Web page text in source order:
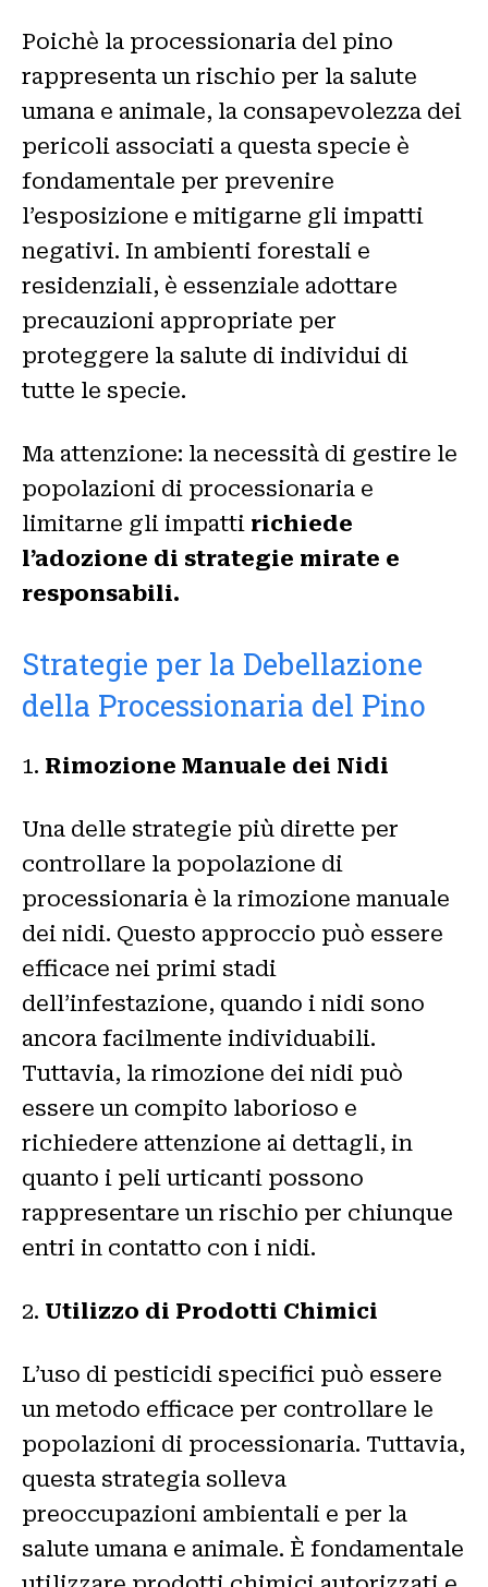
Poichè la processionaria del pino
rappresenta un rischio per la salute
umana e animale, la consapevolezza dei
pericoli associati a questa specie è
fondamentale per prevenire
l’esposizione e mitigarne gli impatti
negativi. In ambienti forestali e
residenziali, è essenziale adottare
precauzioni appropriate per
proteggere la salute di individui di
tutte le specie.
Ma attenzione: la necessità di gestire le
popolazioni di processionaria e
limitarne gli impatti richiede
l’adozione di strategie mirate e
responsabili.
Strategie per la Debellazione
della Processionaria del Pino
1. Rimozione Manuale dei Nidi
Una delle strategie più dirette per
controllare la popolazione di
processionaria è la rimozione manuale
dei nidi. Questo approccio può essere
efficace nei primi stadi
dell’infestazione, quando i nidi sono
ancora facilmente individuabili.
Tuttavia, la rimozione dei nidi può
essere un compito laborioso e
richiedere attenzione ai dettagli, in
quanto i peli urticanti possono
rappresentare un rischio per chiunque
entri in contatto con i nidi.
2. Utilizzo di Prodotti Chimici
L’uso di pesticidi specifici può essere
un metodo efficace per controllare le
popolazioni di processionaria. Tuttavia,
questa strategia solleva
preoccupazioni ambientali e per la
salute umana e animale. È fondamentale